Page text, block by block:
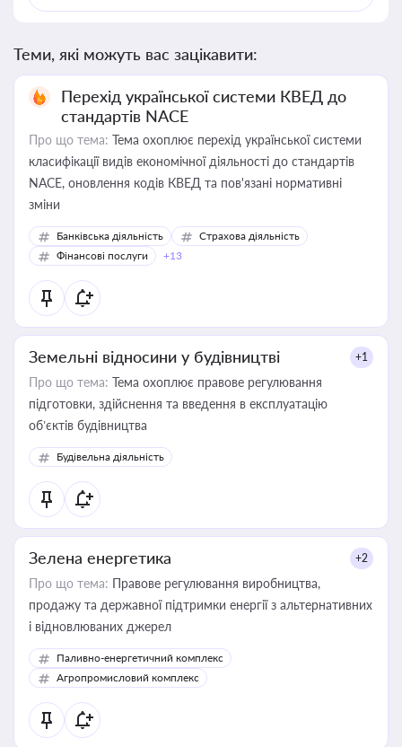
Теми, які можуть вас зацікавити:
Перехід української системи КВЕД до
стандартів NACE
Про що тема: Тема охоплює перехід української системи
класифікації видів економічної діяльності до стандартів
NACE, оновлення кодів КВЕД та пов'язані нормативні
зміни
Банківська діяльність
Страхова діяльність
Фінансові послуги
+13
Земельні відносини у будівництві +1
Про що тема: Тема охоплює правове регулювання
підготовки, здійснення та введення в експлуатацію
об’єктів будівництва
Будівельна діяльність
Зелена енергетика +2
Про що тема: Правове регулювання виробництва,
продажу та державної підтримки енергії з альтернативних
і відновлюваних джерел
Паливно-енергетичний комплекс
Агропромисловий комплекс